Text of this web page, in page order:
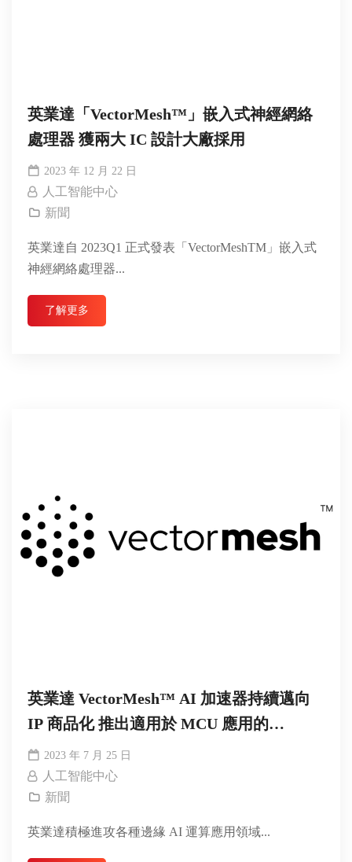
英業達「VectorMesh™」嵌入式神經網絡
處理器 獲兩大 IC 設計大廠採用
2023 年 12 月 22 日
人工智能中心
新聞
英業達自 2023Q1 正式發表「VectorMeshTM」嵌入式
神經網絡處理器...
了解更多
英業達 VectorMesh™ AI 加速器持續邁向
IP 商品化 推出適用於 MCU 應用的
Minima™ 系列
2023 年 7 月 25 日
人工智能中心
新聞
英業達積極進攻各種邊緣 AI 運算應用領域...